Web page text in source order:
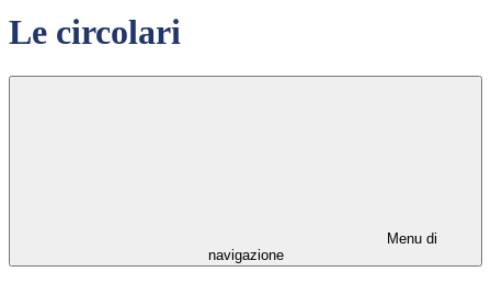
Le circolari
Menu di
navigazione